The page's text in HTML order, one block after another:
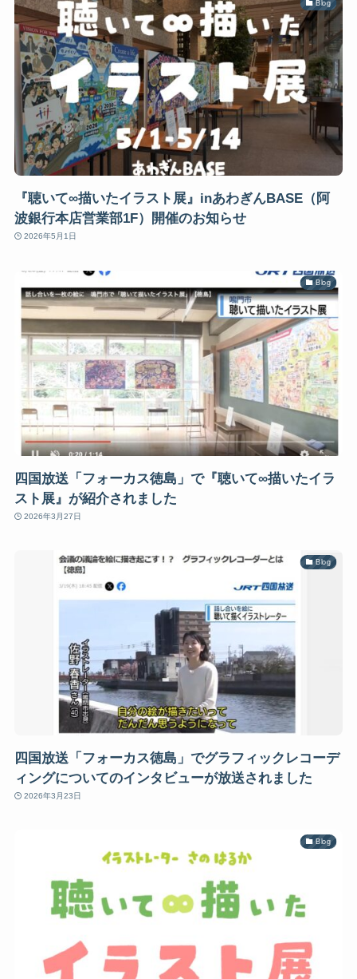
Blog
『聴いて∞描いたイラスト展』inあわぎんBASE（阿
波銀行本店営業部1F）開催のお知らせ
2026年5月1日
Blog
四国放送「フォーカス徳島」で『聴いて∞描いたイラ
スト展』が紹介されました
2026年3月27日
Blog
四国放送「フォーカス徳島」でグラフィックレコーデ
ィングについてのインタビューが放送されました
2026年3月23日
Blog